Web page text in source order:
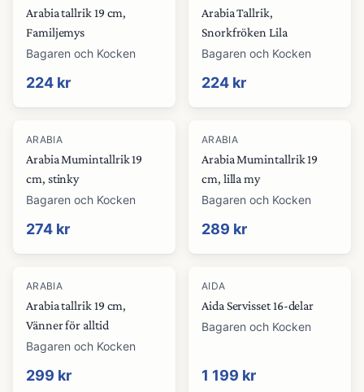
Arabia tallrik 19 cm,
Familjemys
Bagaren och Kocken
224 kr
Arabia Tallrik,
Snorkfröken Lila
Bagaren och Kocken
224 kr
ARABIA
Arabia Mumintallrik 19
cm, stinky
Bagaren och Kocken
274 kr
ARABIA
Arabia Mumintallrik 19
cm, lilla my
Bagaren och Kocken
289 kr
ARABIA
Arabia tallrik 19 cm,
Vänner för alltid
Bagaren och Kocken
299 kr
AIDA
Aida Servisset 16-delar
Bagaren och Kocken
1 199 kr